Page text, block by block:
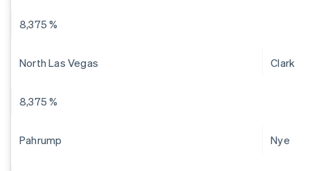
8,375 %
North Las Vegas Clark
8,375 %
Pahrump Nye